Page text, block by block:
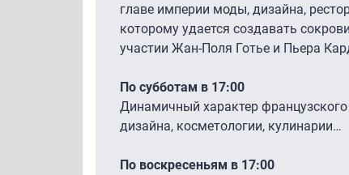
главе империи моды, дизайна,
которому удается создавать
участии Жан-Поля Готье и Пьера
По субботам в 17:00
Динамичный характер
дизайна, косметологии, кулинарии…
По воскресеньям в 17:00